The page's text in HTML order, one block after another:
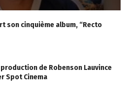
son cinquième album, “Recto
de Robenson Lauvince
Spot Cinema